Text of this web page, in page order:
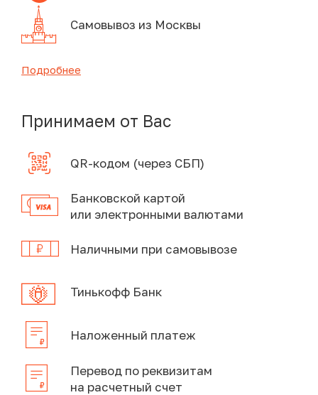
Самовывоз из Москвы
Подробнее
Принимаем от Вас
QR-кодом (через СБП)
Банковской картой
или электронными валютами
Наличными при самовывозе
Тинькофф Банк
Наложенный платеж
Перевод по реквизитам
на расчетный счет